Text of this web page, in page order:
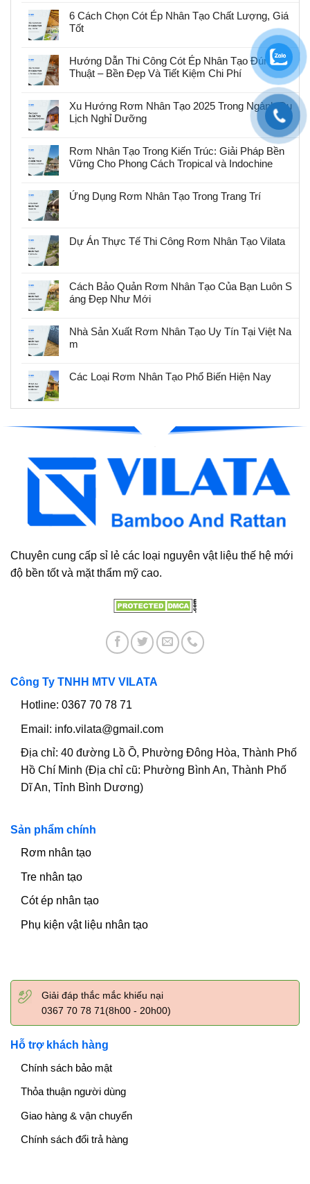
6 Cách Chọn Cót Ép Nhân Tạo Chất Lượng, Giá
Tốt
Hướng Dẫn Thi Công Cót Ép Nhân Tạo Đúng Kỹ
Thuật – Bền Đẹp Và Tiết Kiệm Chi Phí
Xu Hướng Rơm Nhân Tạo 2025 Trong Ngành Du
Lịch Nghỉ Dưỡng
Rơm Nhân Tạo Trong Kiến Trúc: Giải Pháp Bền
Vững Cho Phong Cách Tropical và Indochine
Ứng Dụng Rơm Nhân Tạo Trong Trang Trí
Dự Án Thực Tế Thi Công Rơm Nhân Tạo Vilata
Cách Bảo Quản Rơm Nhân Tạo Của Bạn Luôn S
áng Đẹp Như Mới
Nhà Sản Xuất Rơm Nhân Tạo Uy Tín Tại Việt Na
m
Các Loại Rơm Nhân Tạo Phổ Biến Hiện Nay
Chuyên cung cấp sỉ lẻ các loại nguyên vật liệu thế hệ mới
độ bền tốt và mặt thẩm mỹ cao.
Công Ty TNHH MTV VILATA
Hotline: 0367 70 78 71
Email: info.vilata@gmail.com
Địa chỉ: 40 đường Lồ Ồ, Phường Đông Hòa, Thành Phố
Hồ Chí Minh (Địa chỉ cũ: Phường Bình An, Thành Phố
Dĩ An, Tỉnh Bình Dương)
Sản phẩm chính
Rơm nhân tạo
Tre nhân tạo
Cót ép nhân tạo
Phụ kiện vật liệu nhân tạo
Giải đáp thắc mắc khiếu nại
0367 70 78 71(8h00 - 20h00)
Hỗ trợ khách hàng
Chính sách bảo mật
Thỏa thuận người dùng
Giao hàng & vận chuyển
Chính sách đổi trả hàng